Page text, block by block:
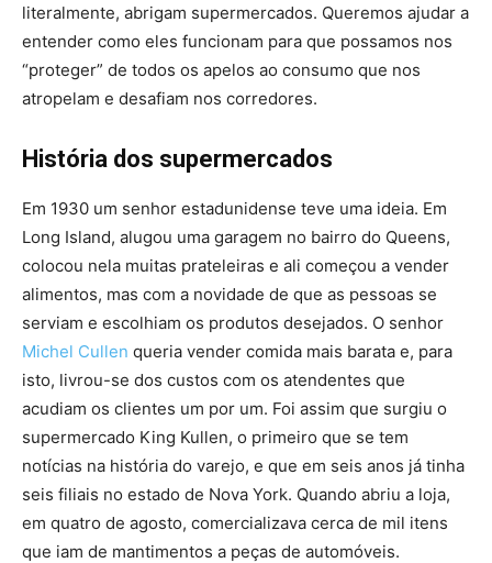
literalmente, abrigam supermercados. Queremos ajudar a
entender como eles funcionam para que possamos nos
“proteger” de todos os apelos ao consumo que nos
atropelam e desafiam nos corredores.
História dos supermercados
Em 1930 um senhor estadunidense teve uma ideia. Em
Long Island, alugou uma garagem no bairro do Queens,
colocou nela muitas prateleiras e ali começou a vender
alimentos, mas com a novidade de que as pessoas se
serviam e escolhiam os produtos desejados. O senhor
Michel Cullen queria vender comida mais barata e, para
isto, livrou-se dos custos com os atendentes que
acudiam os clientes um por um. Foi assim que surgiu o
supermercado King Kullen, o primeiro que se tem
notícias na história do varejo, e que em seis anos já tinha
seis filiais no estado de Nova York. Quando abriu a loja,
em quatro de agosto, comercializava cerca de mil itens
que iam de mantimentos a peças de automóveis.